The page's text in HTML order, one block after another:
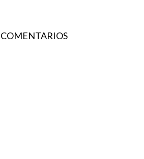
COMENTARIOS